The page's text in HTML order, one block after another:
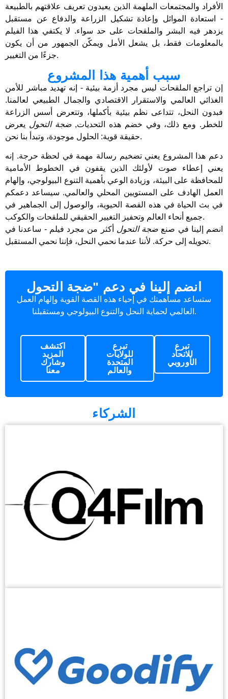
الأفراد والمجتمعات الملهمة الذين يعيدون تعريف علاقتهم بالطبيعة
- استعادة الموائل وإعادة تشكيل الزراعة والدفاع عن مستقبل
يزدهر فيه البشر والملقحات على حد سواء. لا يكتفي هذا الفيلم
بالمعلومات فقط، بل يشعل الأمل ويمكّن الجمهور من أن يكون
جزءًا من التغيير.
سبب أهمية هذا المشروع
إن تراجع الملقحات ليس مجرد أزمة بيئية - إنه تهديد مباشر للأمن
الغذائي العالمي والاستقرار الاقتصادي والجمال الطبيعي لعالمنا.
فبدون النحل، تتداعى نظم بيئية بأكملها، وتتعرض أسس الزراعة
للخطر. ومع ذلك، وفي خضم هذه التحديات,ضجة التحول يعرض
حقيقة قوية: الحلول موجودة، وتبدأ بنا نحن.
دعم هذا المشروع يعني تضخيم رسالة مهمة في لحظة حرجة. إنه
يعني إعطاء صوت لأولئك الذين يقفون في الخطوط الأمامية
للمحافظة على البيئة، وزيادة الوعي بأهمية التنوع البيولوجي، وإلهام
العمل الهادف على المستويين المحلي والعالمي. سيساعد دعمكم
في بث الحياة في هذه القصة الحيوية، والوصول إلى الجماهير في
جميع أنحاء العالم وتحفيز التغيير الحقيقي للملقحات والكوكب.
انضم إلينا في صنع ضجة التحول أكثر من مجرد فيلم - ساعدنا في
تحويله إلى حركة. لأننا عندما نحمي النحل، فإننا نحمي المستقبل.
انضم إلينا في دعم "ضجة التحول
ستساعد مساهمتك في إحياء هذه القصة القوية وإلهام العمل
العالمي لحماية النحل والتنوع البيولوجي ومستقبلنا.
اكتشف
المزيد
وشارك
معنا
تبرع
للولايات
المتحدة
والعالم
تبرع
للاتحاد
الأوروبي
الشركاء